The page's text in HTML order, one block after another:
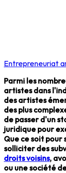
Entrepreneuriat
Parmi les
artistes dans
des artistes
des plus
de passer d'un
juridique pour
Que ce soit pour
solliciter des
droits voisins,
ou une société